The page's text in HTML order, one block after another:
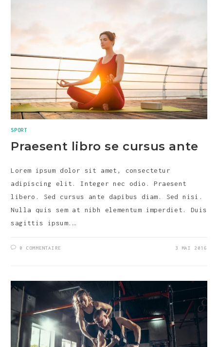
SPORT
Praesent libro se cursus ante
Lorem ipsum dolor sit amet, consectetur
adipiscing elit. Integer nec odio. Praesent
libero. Sed cursus ante dapibus diam. Sed nisi.
Nulla quis sem at nibh elementum imperdiet. Duis
sagittis ipsum.…
0 COMMENTAIRE 3 MAI 2016